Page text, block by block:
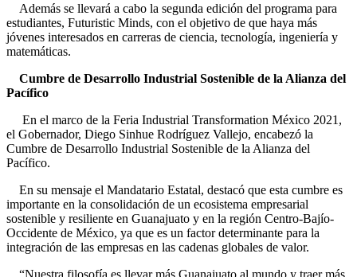
Además se llevará a cabo la segunda edición del programa para
estudiantes, Futuristic Minds, con el objetivo de que haya más
jóvenes interesados en carreras de ciencia, tecnología, ingeniería y
matemáticas.
Cumbre de Desarrollo Industrial Sostenible de la Alianza del
Pacífico
En el marco de la Feria Industrial Transformation México 2021,
el Gobernador, Diego Sinhue Rodríguez Vallejo, encabezó la
Cumbre de Desarrollo Industrial Sostenible de la Alianza del
Pacífico.
En su mensaje el Mandatario Estatal, destacó que esta cumbre es
importante en la consolidación de un ecosistema empresarial
sostenible y resiliente en Guanajuato y en la región Centro-Bajío-
Occidente de México, ya que es un factor determinante para la
integración de las empresas en las cadenas globales de valor.
“Nuestra filosofía es llevar más Guanajuato al mundo y traer más